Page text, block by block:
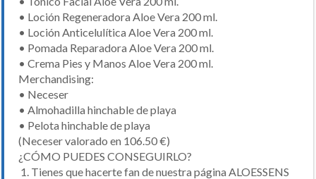
• Loción Regeneradora Aloe Vera 200 ml.
• Loción Anticelulítica Aloe Vera 200 ml.
• Pomada Reparadora Aloe Vera 200 ml.
• Crema Pies y Manos Aloe Vera 200 ml.
Merchandising:
• Neceser
• Almohadilla hinchable de playa
• Pelota hinchable de playa
(Neceser valorado en 106.50 €)
¿CÓMO PUEDES CONSEGUIRLO?
1. Tienes que hacerte fan de nuestra página ALOESSENS